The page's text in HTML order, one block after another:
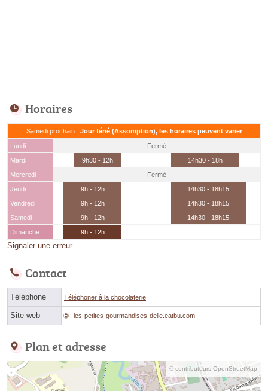
Horaires
Samedi prochain : Jour férié (Assomption), les horaires peuvent varier
Lundi
Fermé
Mardi
9h30 - 12h
14h30 - 18h
Mercredi
Fermé
Jeudi
9h - 12h
14h30 - 18h15
Vendredi
9h - 12h
14h30 - 18h15
Samedi
9h - 12h
14h30 - 18h15
Dimanche
9h - 12h
Signaler une erreur
Contact
Téléphone Téléphoner à la chocolaterie
Site web les-petites-gourmandises-delle.eatbu.com
Plan et adresse
© contributeurs OpenStreetMap